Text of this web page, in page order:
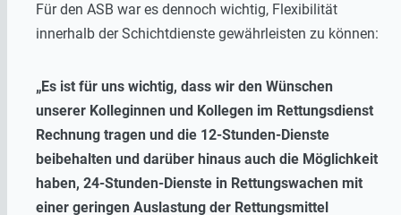
Für den ASB war es dennoch wichtig, Flexibilität
innerhalb der Schichtdienste gewährleisten zu können:
„Es ist für uns wichtig, dass wir den Wünschen
unserer Kolleginnen und Kollegen im Rettungsdienst
Rechnung tragen und die 12-Stunden-Dienste
beibehalten und darüber hinaus auch die Möglichkeit
haben, 24-Stunden-Dienste in Rettungswachen mit
einer geringen Auslastung der Rettungsmittel